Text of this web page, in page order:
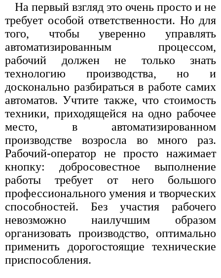
На первый взгляд это очень просто и не
требует особой ответственности. Но для
того, чтобы уверенно управлять
автоматизированным процессом,
рабочий должен не только знать
технологию производства, но и
досконально разбираться в работе самих
автоматов. Учтите также, что стоимость
техники, приходящейся на одно рабочее
место, в автоматизированном
производстве возросла во много раз.
Рабочий-оператор не просто нажимает
кнопку: добросовестное выполнение
работы требует от него большого
профессионального умения и творческих
способностей. Без участия рабочего
невозможно наилучшим образом
организовать производство, оптимально
применить дорогостоящие технические
приспособления.